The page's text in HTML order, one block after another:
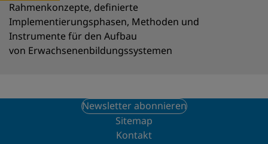
Rahmenkonzepte, definierte
Implementierungsphasen, Methoden und
Instrumente für den Aufbau
von Erwachsenenbildungssystemen
Newsletter abonnieren
Sitemap
Kontakt